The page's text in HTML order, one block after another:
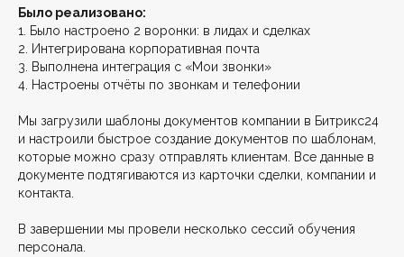
Было реализовано:
1. Было настроено 2 воронки: в лидах и сделках
2. Интегрирована корпоративная почта
3. Выполнена интеграция с «Мои звонки»
4. Настроены отчёты по звонкам и телефонии
Мы загрузили шаблоны документов компании в Битрикс24
и настроили быстрое создание документов по шаблонам,
которые можно сразу отправлять клиентам. Все данные в
документе подтягиваются из карточки сделки, компании и
контакта.
В завершении мы провели несколько сессий обучения
персонала.